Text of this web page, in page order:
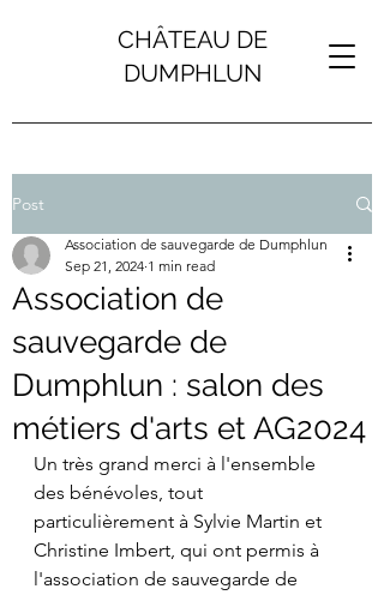
CHÂTEAU DE
DUMPHLUN
Post
Association de
sauvegarde de
Dumphlun : salon des
métiers d'arts et AG2024
Association de sauvegarde de Dumphlun
Sep 21, 2024 1 min read
Un très grand merci à l'ensemble
des bénévoles, tout
particulièrement à Sylvie Martin et
Christine Imbert, qui ont permis à
l'association de sauvegarde de